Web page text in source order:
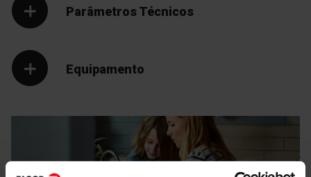
Parâmetros Técnicos
Equipamento